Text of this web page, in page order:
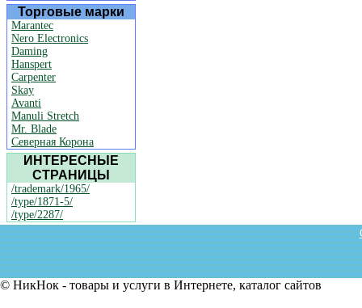
Торговые марки
Marantec
Nero Electronics
Daming
Hanspert
Carpenter
Skay
Avanti
Manuli Stretch
Mr. Blade
Северная Корона
ИНТЕРЕСНЫЕ
СТРАНИЦЫ
/trademark/1965/
/type/1871-5/
/type/2287/
© НикНок - товары и услуги в Интернете, каталог сайтов